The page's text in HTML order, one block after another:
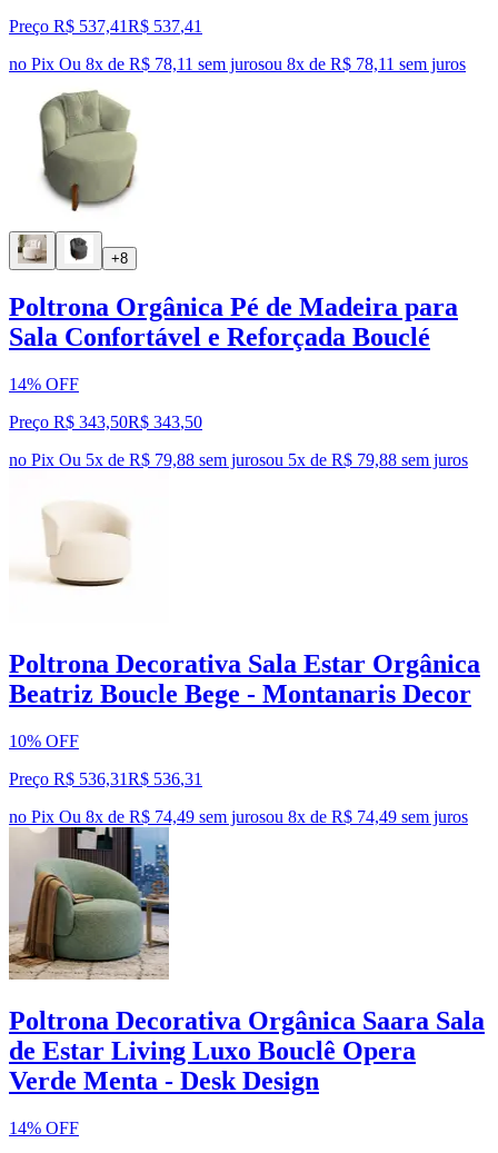
Preço R$ 537,41R$ 537,41
no Pix Ou 8x de R$ 78,11 sem jurosou 8x de R$ 78,11 sem juros
+8
Poltrona Orgânica Pé de Madeira para
Sala Confortável e Reforçada Bouclé
14% OFF
Preço R$ 343,50R$ 343,50
no Pix Ou 5x de R$ 79,88 sem jurosou 5x de R$ 79,88 sem juros
Poltrona Decorativa Sala Estar Orgânica
Beatriz Boucle Bege - Montanaris Decor
10% OFF
Preço R$ 536,31R$ 536,31
no Pix Ou 8x de R$ 74,49 sem jurosou 8x de R$ 74,49 sem juros
Poltrona Decorativa Orgânica Saara Sala
de Estar Living Luxo Bouclê Opera
Verde Menta - Desk Design
14% OFF